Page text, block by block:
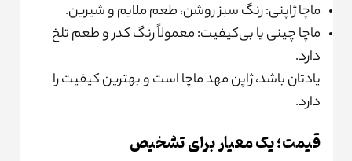
ماچا ژاپنی: رنگ سبز روشن، طعم ملایم و شیرین.
ماچا چینی یا بی‌کیفیت: معمولاً رنگ کدر و طعم تلخ
دارد.
یادتان باشد، ژاپن مهد ماچا است و بهترین کیفیت را
دارد.
قیمت؛ یک معیار برای تشخیص